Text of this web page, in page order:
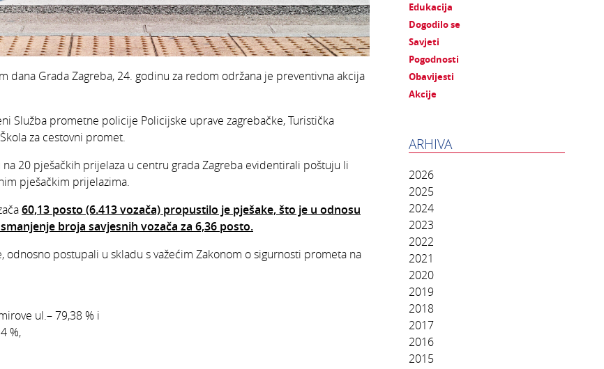
dana Grada Zagreba, 24. godinu za redom održana je preventivna akcija
Služba prometne policije Policijske uprave zagrebačke, Turistička
za cestovni promet.
20 pješačkih prijelaza u centru grada Zagreba evidentirali poštuju li
pješačkim prijelazima.
60,13 posto (6.413 vozača) propustilo je pješake, što je u odnosu
broja savjesnih vozača za 6,36 posto.
odnosno postupali u skladu s važećim Zakonom o sigurnosti prometa na
ul.– 79,38 % i
%,
Edukacija
Dogodilo se
Savjeti
Pogodnosti
Obavijesti
Akcije
ARHIVA
2026
2025
2024
2023
2022
2021
2020
2019
2018
2017
2016
2015